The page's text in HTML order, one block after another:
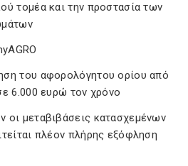
τομέα και την προστασία των
του αφορολόγητου ορίου από
6.000 ευρώ τον χρόνο
μεταβιβάσεις κατασχεμένων
πλέον πλήρης εξόφληση